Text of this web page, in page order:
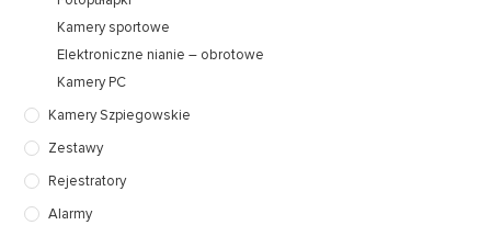
Kamery sportowe
Elektroniczne nianie – obrotowe
Kamery PC
Kamery Szpiegowskie
Zestawy
Rejestratory
Alarmy